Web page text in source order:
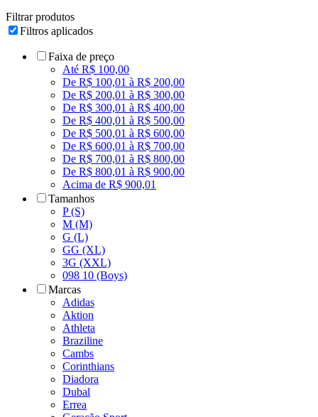
Filtrar produtos
Filtros aplicados
Faixa de preço
Até R$ 100,00
De R$ 100,01 à R$ 200,00
De R$ 200,01 à R$ 300,00
De R$ 300,01 à R$ 400,00
De R$ 400,01 à R$ 500,00
De R$ 500,01 à R$ 600,00
De R$ 600,01 à R$ 700,00
De R$ 700,01 à R$ 800,00
De R$ 800,01 à R$ 900,00
Acima de R$ 900,01
Tamanhos
P (S)
M (M)
G (L)
GG (XL)
3G (XXL)
098 10 (Boys)
Marcas
Adidas
Aktion
Athleta
Braziline
Cambs
Corinthians
Diadora
Dubal
Errea